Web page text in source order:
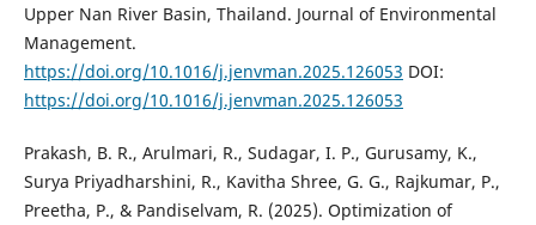
Upper Nan River Basin, Thailand. Journal of Environmental
Management.
https://doi.org/10.1016/j.jenvman.2025.126053 DOI:
https://doi.org/10.1016/j.jenvman.2025.126053
Prakash, B. R., Arulmari, R., Sudagar, I. P., Gurusamy, K.,
Surya Priyadharshini, R., Kavitha Shree, G. G., Rajkumar, P.,
Preetha, P., & Pandiselvam, R. (2025). Optimization of